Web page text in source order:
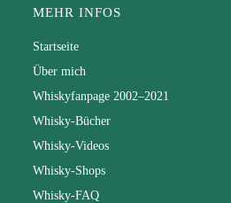
MEHR INFOS
Startseite
Über mich
Whiskyfanpage 2002–2021
Whisky-Bücher
Whisky-Videos
Whisky-Shops
Whisky-FAQ